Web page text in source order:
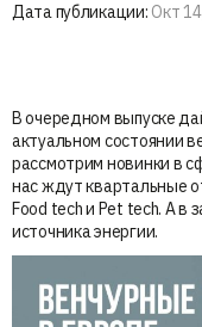
Дата публикации: Окт
В очередном выпуске
актуальном состоянии
рассмотрим новинки в
нас ждут квартальные
Food tech и Pet tech. А в
источника энергии.